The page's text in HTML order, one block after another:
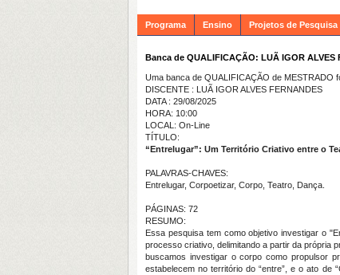
Programa Ensino Projetos de Pesquisa
Banca de QUALIFICAÇÃO: LUÃ IGOR ALVES
Uma banca de QUALIFICAÇÃO de MESTRADO
DISCENTE : LUÃ IGOR ALVES FERNANDES
DATA : 29/08/2025
HORA: 10:00
LOCAL: On-Line
TÍTULO:
“Entrelugar”: Um Território Criativo entre o
PALAVRAS-CHAVES:
Entrelugar, Corpoetizar, Corpo, Teatro, Dança.
PÁGINAS: 72
RESUMO:
Essa pesquisa tem como objetivo investigar o
processo criativo, delimitando a partir da própria
buscamos investigar o corpo como propulsor
estabelecem no território do “entre”, e o ato de